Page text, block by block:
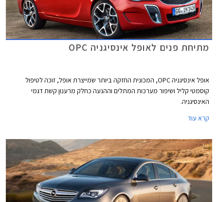
מתיחת פנים לאופל אינסיגניה OPC
אופל אינסיגניה OPC, המכונית החזקה ביותר שמייצרת אופל, זוכה לטיפול
קוסמטי קליל ושיפור מערכות המתלים וההנעה כחלק מרענון קשת דגמי
האינסיגניה.
קרא עוד